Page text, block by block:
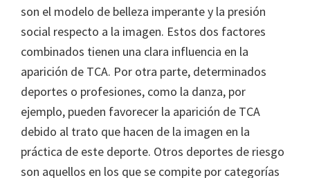
son el modelo de belleza imperante y la presión
social respecto a la imagen. Estos dos factores
combinados tienen una clara influencia en la
aparición de TCA. Por otra parte, determinados
deportes o profesiones, como la danza, por
ejemplo, pueden favorecer la aparición de TCA
debido al trato que hacen de la imagen en la
práctica de este deporte. Otros deportes de riesgo
son aquellos en los que se compite por categorías